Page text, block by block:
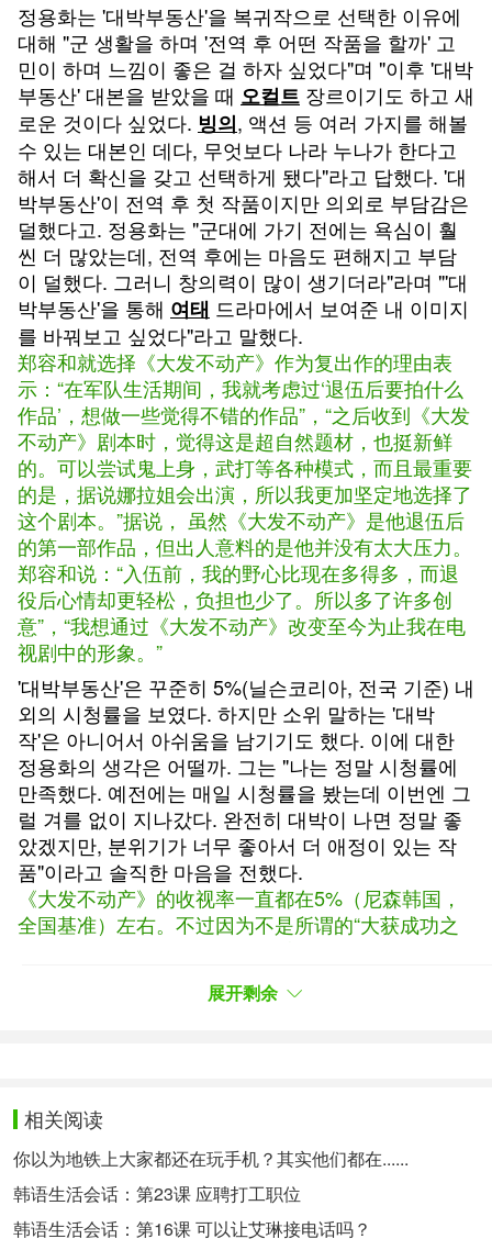
정용화는 '대박부동산'을 복귀작으로 선택한 이유에
대해 "군 생활을 하며 '전역 후 어떤 작품을 할까' 고
민이 하며 느낌이 좋은 걸 하자 싶었다"며 "이후 '대박
부동산' 대본을 받았을 때 오컬트 장르이기도 하고 새
로운 것이다 싶었다. 빙의, 액션 등 여러 가지를 해볼
수 있는 대본인 데다, 무엇보다 나라 누나가 한다고
해서 더 확신을 갖고 선택하게 됐다"라고 답했다. '대
박부동산'이 전역 후 첫 작품이지만 의외로 부담감은
덜했다고. 정용화는 "군대에 가기 전에는 욕심이 훨
씬 더 많았는데, 전역 후에는 마음도 편해지고 부담
이 덜했다. 그러니 창의력이 많이 생기더라"라며 "'대
박부동산'을 통해 여태 드라마에서 보여준 내 이미지
를 바꿔보고 싶었다"라고 말했다.
郑容和就选择《大发不动产》作为复出作的理由表
示：“在军队生活期间，我就考虑过‘退伍后要拍什么
作品’，想做一些觉得不错的作品”，“之后收到《大发
不动产》剧本时，觉得这是超自然题材，也挺新鲜
的。可以尝试鬼上身，武打等各种模式，而且最重要
的是，据说娜拉姐会出演，所以我更加坚定地选择了
这个剧本。”据说， 虽然《大发不动产》是他退伍后
的第一部作品，但出人意料的是他并没有太大压力。
郑容和说：“入伍前，我的野心比现在多得多，而退
役后心情却更轻松，负担也少了。所以多了许多创
意”，“我想通过《大发不动产》改变至今为止我在电
视剧中的形象。”
'대박부동산'은 꾸준히 5%(닐슨코리아, 전국 기준) 내
외의 시청률을 보였다. 하지만 소위 말하는 '대박
작'은 아니어서 아쉬움을 남기기도 했다. 이에 대한
정용화의 생각은 어떨까. 그는 "나는 정말 시청률에
만족했다. 예전에는 매일 시청률을 봤는데 이번엔 그
럴 겨를 없이 지나갔다. 완전히 대박이 나면 정말 좋
았겠지만, 분위기가 너무 좋아서 더 애정이 있는 작
품"이라고 솔직한 마음을 전했다.
《大发不动产》的收视率一直都在5%（尼森韩国，
全国基准）左右。不过因为不是所谓的“大获成功之
天的收视率，这一次没有那么做的功夫。虽然如果能
정용화는 "대본을 받았을 때부터 오인범을 잘할 수
있을 것 같다는 확신 같은 게 있었다. 내가 하면 신이
살 수 있다는 확신 같은 게 느껴졌다고 해야 하나. 그
래서 애정이 많았고, 더 끌렸다"라며 "대본을 읽으면
서 나라 누나 캐릭터랑 비교될 수 있도록
展开剩余
相关阅读
你以为地铁上大家都还在玩手机？其实他们都在......
韩语生活会话：第23课 应聘打工职位
韩语生活会话：第16课 可以让艾琳接电话吗？